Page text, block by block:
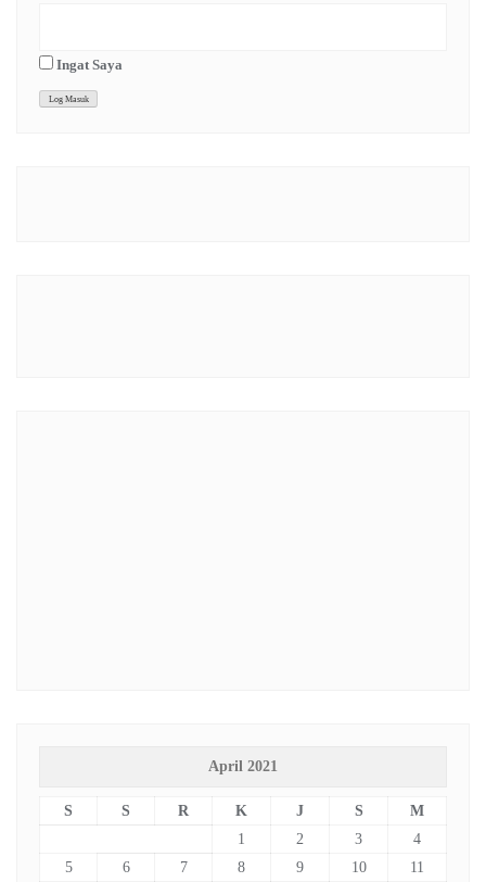
Ingat Saya
April 2021
S S R K J S
M
1
2 3
4
5
6 7 8 9 10
11